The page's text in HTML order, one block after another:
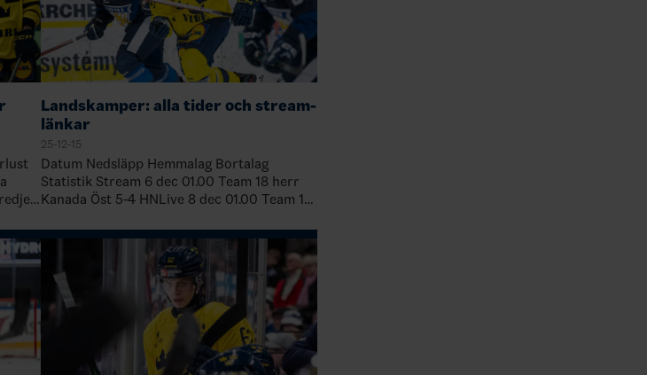
Landskamper: alla tider och stream-
länkar
25-12-15
Datum Nedsläpp Hemmalag Bortalag
Statistik Stream 6 dec 01.00 Team 18 herr
Kanada Öst 5-4 HNLive 8 dec 01.00 Team 18
Team 18 herr USA 1-7 HNLive 10 d…